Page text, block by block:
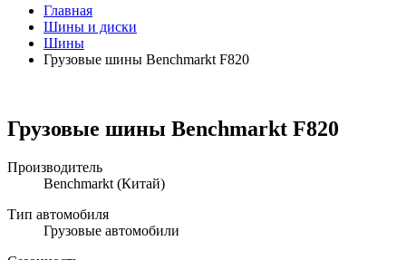
Главная
Шины и диски
Шины
Грузовые шины Benchmarkt F820
Грузовые шины Benchmarkt F820
Производитель
Benchmarkt (Китай)
Тип автомобиля
Грузовые автомобили